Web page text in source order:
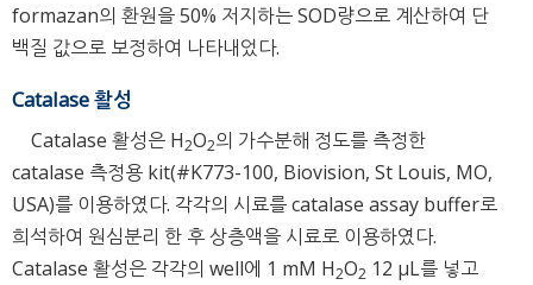
formazan의 환원을 50% 저지하는 SOD량으로 계산하여 단
백질 값으로 보정하여 나타내었다.
Catalase 활성
Catalase 활성은 H2O2의 가수분해 정도를 측정한
catalase 측정용 kit(#K773-100, Biovision, St Louis, MO,
USA)를 이용하였다. 각각의 시료를 catalase assay buffer로
희석하여 원심분리 한 후 상층액을 시료로 이용하였다.
Catalase 활성은 각각의 well에 1 mM H2O2 12 μL를 넣고